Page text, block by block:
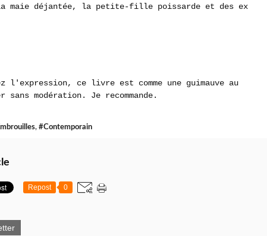
maie déjantée, la petite-fille poissarde et des ex
l'expression, ce livre est comme une guimauve au
modération. Je recommande.
, #Contemporain
Repost 0